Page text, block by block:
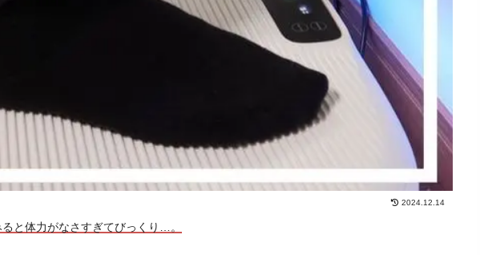
2024.12.14
と体力がなさすぎてびっくり…。